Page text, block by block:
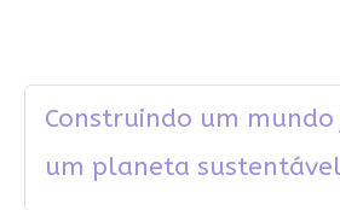
Construindo um
um planeta